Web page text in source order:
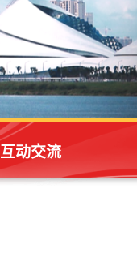
互动交流